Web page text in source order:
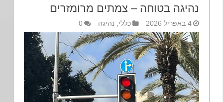
נהיגה בטוחה – צמתים מרומזרים
כללי ,נהיגה